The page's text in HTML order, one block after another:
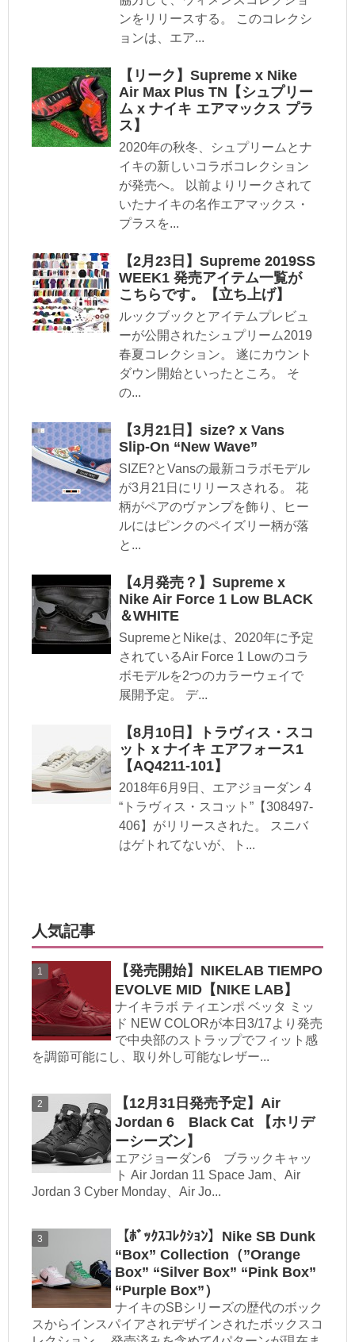
ンをリリースする。 このコレクシ
ョンは、エア...
【リーク】Supreme x Nike
Air Max Plus TN【シュプリー
ム x ナイキ エアマックス プラ
ス】
2020年の秋冬、シュプリームとナ
イキの新しいコラボコレクション
が発売へ。 以前よりリークされて
いたナイキの名作エアマックス・
プラスを...
【2月23日】Supreme 2019SS
WEEK1 発売アイテム一覧が
こちらです。【立ち上げ】
ルックブックとアイテムプレビュ
ーが公開されたシュプリーム2019
春夏コレクション。 遂にカウント
ダウン開始といったところ。 そ
の...
【3月21日】size? x Vans
Slip-On “New Wave”
SIZE?とVansの最新コラボモデル
が3月21日にリリースされる。 花
柄がペアのヴァンプを飾り、ヒー
ルにはピンクのペイズリー柄が落
と...
【4月発売？】Supreme x
Nike Air Force 1 Low BLACK
＆WHITE
SupremeとNikeは、2020年に予定
されているAir Force 1 Lowのコラ
ボモデルを2つのカラーウェイで
展開予定。 デ...
【8月10日】トラヴィス・スコ
ット x ナイキ エアフォース1
【AQ4211-101】
2018年6月9日、エアジョーダン 4
“トラヴィス・スコット”【308497-
406】がリリースされた。 スニバ
はゲトれてないが、ト...
人気記事
【発売開始】NIKELAB TIEMPO
EVOLVE MID【NIKE LAB】
ナイキラボ ティエンポ ベッタ ミッ
ド NEW COLORが本日3/17より発売
で中央部のストラップでフィット感
を調節可能にし、取り外し可能なレザー...
【12月31日発売予定】Air
Jordan 6 Black Cat 【ホリデ
ーシーズン】
エアジョーダン6 ブラックキャッ
ト Air Jordan 11 Space Jam、Air
Jordan 3 Cyber Monday、Air Jo...
【ﾎﾞｯｸｽｺﾚｸｼｮﾝ】Nike SB Dunk
“Box” Collection（”Orange
Box” “Silver Box” “Pink Box”
“Purple Box”）
ナイキのSBシリーズの歴代のボック
スからインスパイアされデザインされたボックスコ